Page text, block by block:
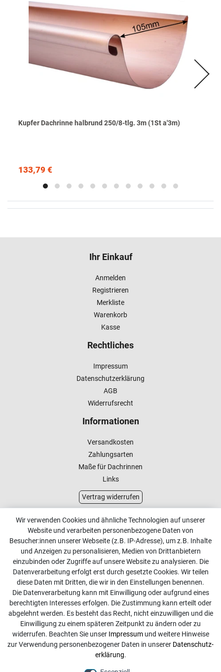
Kupfer Dachrinne halbrund 250/8-tlg. 3m (1St a'3m)
133,79 €
Ihr Einkauf
Anmelden
Registrieren
Merkliste
Warenkorb
Kasse
Rechtliches
Impressum
Datenschutzerklärung
AGB
Widerrufsrecht
Informationen
Versandkosten
Zahlungsarten
Maße für Dachrinnen
Links
Vertrag widerrufen
Kundenservice
Kontakt
Online Retourenservice
Kontakt
info@dachdecker-shop.de
+49 3501 507295
Montag - Freitag, 08:00 - 16:00
Anrufe aus dem dt. Festnetz zum Ortstarif, Preise aus dem
Mobilfunknetz ggf. abweichend (abhängig vom Provider).
Wir verwenden Cookies und ähnliche Technologien auf unserer
Website und verarbeiten personenbezogene Daten von
Besucher:innen unserer Webseite (z.B. IP-Adresse), um z.B. Inhalte
und Anzeigen zu personalisieren, Medien von Drittanbietern
einzubinden oder Zugriffe auf unsere Website zu analysieren. Die
Datenverarbeitung erfolgt erst durch gesetzte Cookies. Wir teilen
diese Daten mit Dritten, die wir in den Einstellungen benennen.
Die Datenverarbeitung kann mit Einwilligung oder aufgrund eines
berechtigten Interesses erfolgen. Die Zustimmung kann erteilt oder
abgelehnt werden. Es besteht das Recht, nicht einzuwilligen und die
Einwilligung zu einem späteren Zeitpunkt zu ändern oder zu
widerrufen. Beachten Sie unser Impressumund weitere Hinweise
zur Verwendung personenbezogener Daten in unserer Daten­schutz­
erklärung.